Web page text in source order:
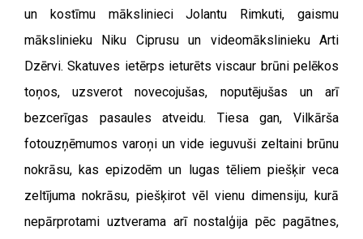
un kostīmu mākslinieci Jolantu Rimkuti, gaismu
mākslinieku Niku Ciprusu un videomākslinieku Arti
Dzērvi. Skatuves ietērps ieturēts viscaur brūni pelēkos
toņos, uzsverot novecojušas, noputējušas un arī
bezcerīgas pasaules atveidu. Tiesa gan, Vilkārša
fotouzņēmumos varoņi un vide ieguvuši zeltaini brūnu
nokrāsu, kas epizodēm un lugas tēliem piešķir veca
zeltījuma nokrāsu, piešķirot vēl vienu dimensiju, kurā
nepārprotami uztverama arī nostalģija pēc pagātnes,